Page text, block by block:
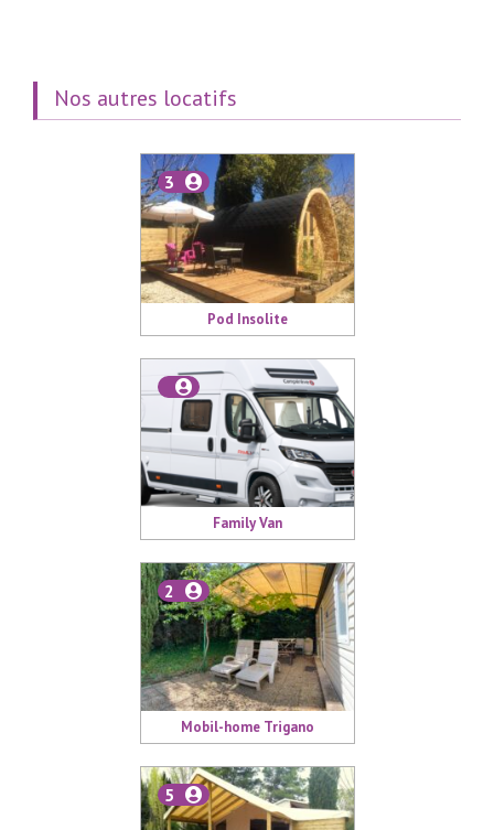
Nos autres locatifs
Pod Insolite
3
Family Van
Mobil-home Trigano
2
5